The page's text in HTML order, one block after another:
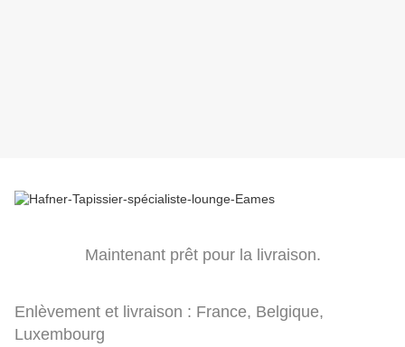
Maintenant prêt pour la livraison.
Enlèvement et livraison : France, Belgique,
Luxembourg